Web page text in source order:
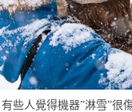
有些人覺得機器”淋雪”很